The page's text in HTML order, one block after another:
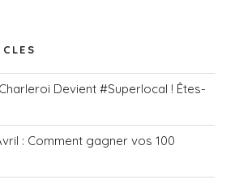
Devient #Superlocal ! Êtes-
: Comment gagner vos 100